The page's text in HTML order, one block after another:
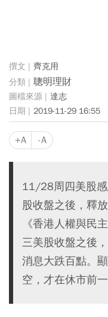
齊克用
聰明理財
達志
2019-11-29 16:55
+A -A
11/28周四美股
股收盤之後，釋
《香港人權與民
三美股收盤之後
消息大跌百點。
空，才在休市前